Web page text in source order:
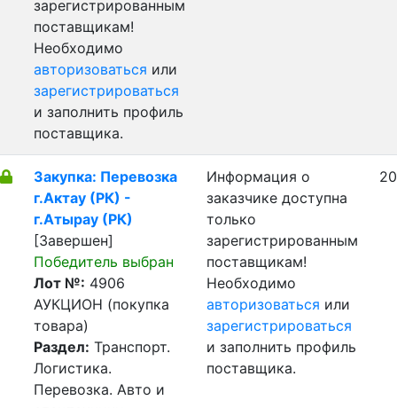
зарегистрированным
поставщикам!
Необходимо
авторизоваться или
зарегистрироваться
и заполнить профиль
поставщика.
Закупка: Перевозка
г.Актау (РК) -
г.Атырау (РК)
[Завершен]
Победитель выбран
Лот №: 4906
АУКЦИОН (покупка
товара)
Раздел: Транспорт.
Логистика.
Перевозка. Авто и
Информация о
заказчике доступна
только
зарегистрированным
поставщикам!
Необходимо
авторизоваться или
зарегистрироваться
и заполнить профиль
поставщика.